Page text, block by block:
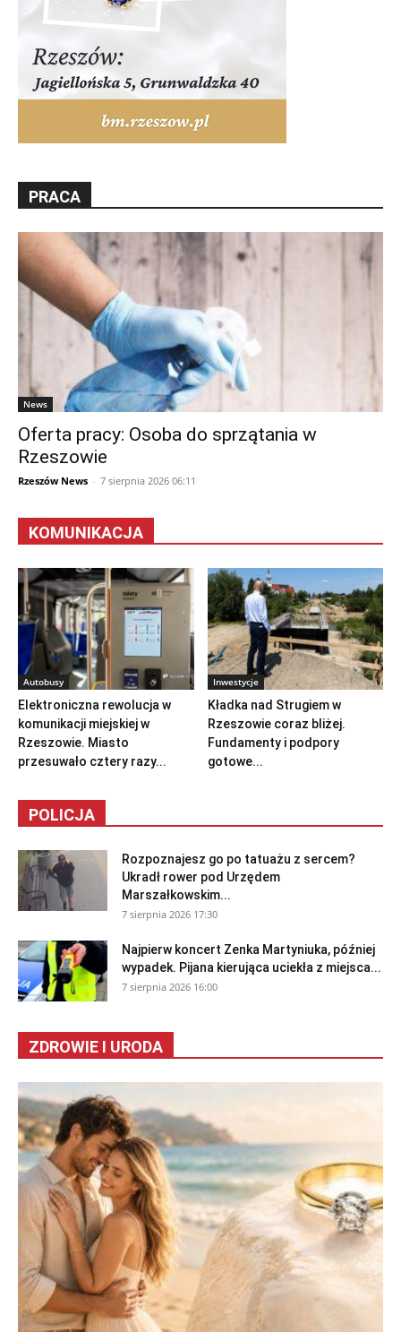
PRACA
News
Oferta pracy: Osoba do sprzątania w
Rzeszowie
Rzeszów News - 7 sierpnia 2026 06:11
KOMUNIKACJA
Autobusy
Elektroniczna rewolucja w
komunikacji miejskiej w
Rzeszowie. Miasto
przesuwało cztery razy...
Inwestycje
Kładka nad Strugiem w
Rzeszowie coraz bliżej.
Fundamenty i podpory
gotowe...
POLICJA
Rozpoznajesz go po tatuażu z sercem?
Ukradł rower pod Urzędem
Marszałkowskim...
7 sierpnia 2026 17:30
Najpierw koncert Zenka Martyniuka, później
wypadek. Pijana kierująca uciekła z miejsca...
7 sierpnia 2026 16:00
ZDROWIE I URODA